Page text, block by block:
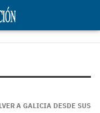
A GALICIA DESDE SUS